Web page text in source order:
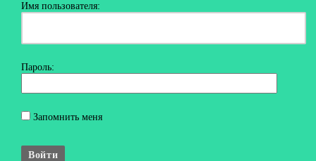
Имя пользователя:
Пароль:
Запомнить меня
Войти